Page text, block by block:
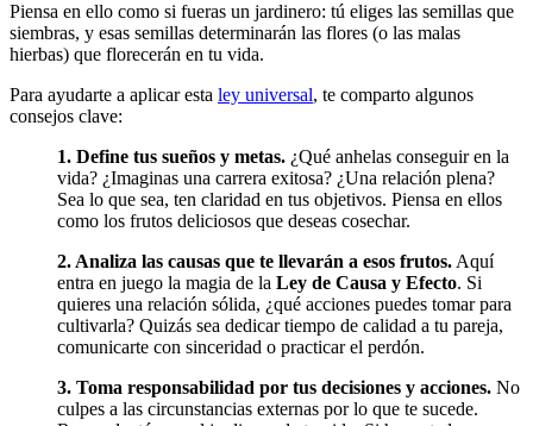
Piensa en ello como si fueras un jardinero: tú eliges las semillas que
siembras, y esas semillas determinarán las flores (o las malas
hierbas) que florecerán en tu vida.
Para ayudarte a aplicar esta ley universal, te comparto algunos
consejos clave:
1. Define tus sueños y metas. ¿Qué anhelas conseguir en la
vida? ¿Imaginas una carrera exitosa? ¿Una relación plena?
Sea lo que sea, ten claridad en tus objetivos. Piensa en ellos
como los frutos deliciosos que deseas cosechar.
2. Analiza las causas que te llevarán a esos frutos. Aquí
entra en juego la magia de la Ley de Causa y Efecto. Si
quieres una relación sólida, ¿qué acciones puedes tomar para
cultivarla? Quizás sea dedicar tiempo de calidad a tu pareja,
comunicarte con sinceridad o practicar el perdón.
3. Toma responsabilidad por tus decisiones y acciones. No
culpes a las circunstancias externas por lo que te sucede.